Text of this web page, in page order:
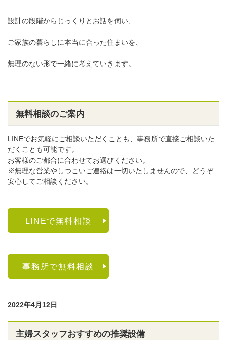
設計の段階からじっくりとお話を伺い、
ご家族の暮らしに本当に合った住まいを、
無理のない形で一緒に考えていきます。
無料相談のご案内
LINEでお気軽にご相談いただくことも、事務所で直接ご相談いた
だくことも可能です。
お客様のご都合に合わせてお選びください。
※無理な営業やしつこいご連絡は一切いたしませんので、どうぞ
安心してご相談ください。
LINEで無料相談
事務所で無料相談
2022年4月12日
主婦スタッフおすすめの推奨設備